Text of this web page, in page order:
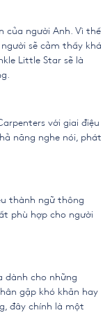
của người Anh. Vì thế
sẽ cảm thấy khá
Little Star sẽ là
với giai điệu
năng nghe nói, phát
thành ngữ thông
phù hợp cho người
dành cho những
gặp khó khăn hay
đây chính là một